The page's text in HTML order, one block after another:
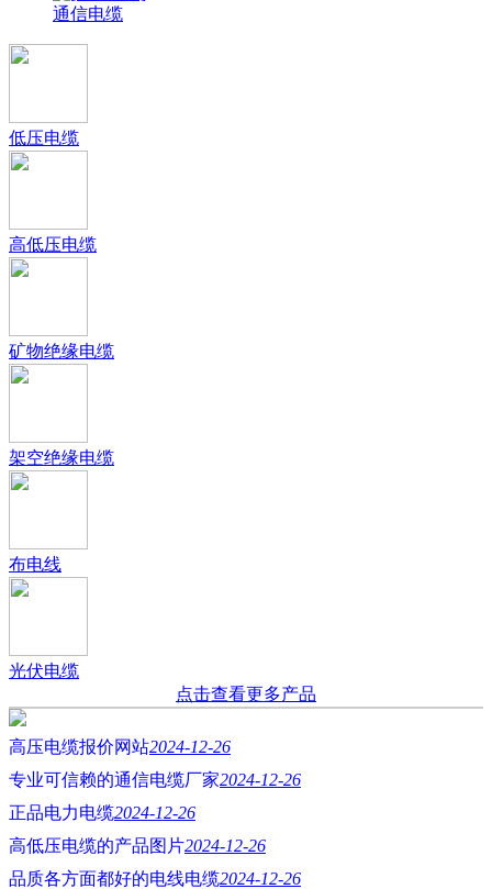
通信电缆
低压电缆
高低压电缆
矿物绝缘电缆
架空绝缘电缆
布电线
光伏电缆
点击查看更多产品
高压电缆报价网站2024-12-26
专业可信赖的通信电缆厂家2024-12-26
正品电力电缆2024-12-26
高低压电缆的产品图片2024-12-26
品质各方面都好的电线电缆2024-12-26